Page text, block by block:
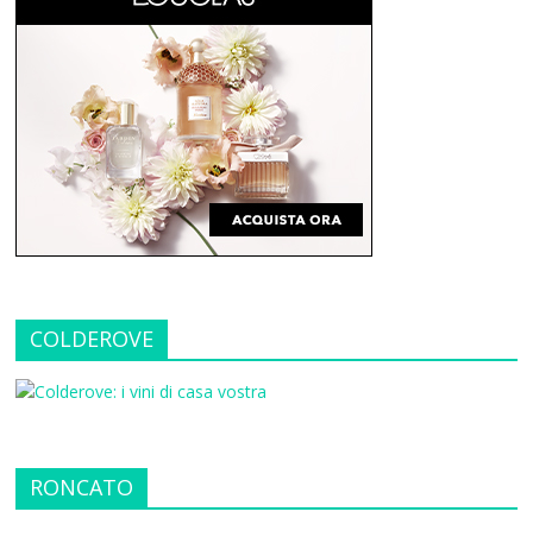
COLDEROVE
RONCATO